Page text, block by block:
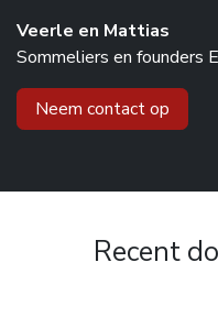
Veerle en Mattias
Sommeliers en founders
Neem contact op
Recent